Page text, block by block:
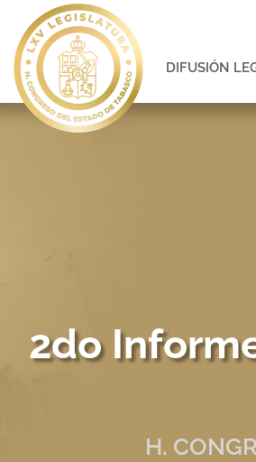
DIFUSIÓN
2do
H.